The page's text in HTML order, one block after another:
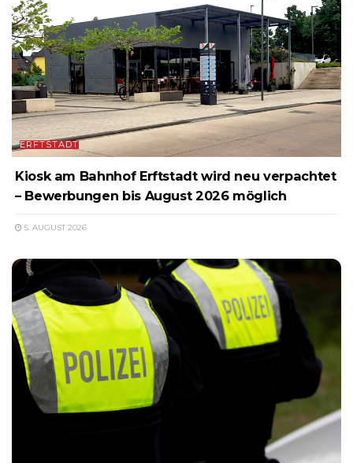
ERFTSTADT
Kiosk am Bahnhof Erftstadt wird neu verpachtet
– Bewerbungen bis August 2026 möglich
5. AUGUST 2026